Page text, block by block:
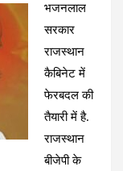
ar
e
भजनलाल
सरकार
राजस्थान
कैबिनेट में
फेरबदल की
तैयारी में है.
राजस्थान
बीजेपी के